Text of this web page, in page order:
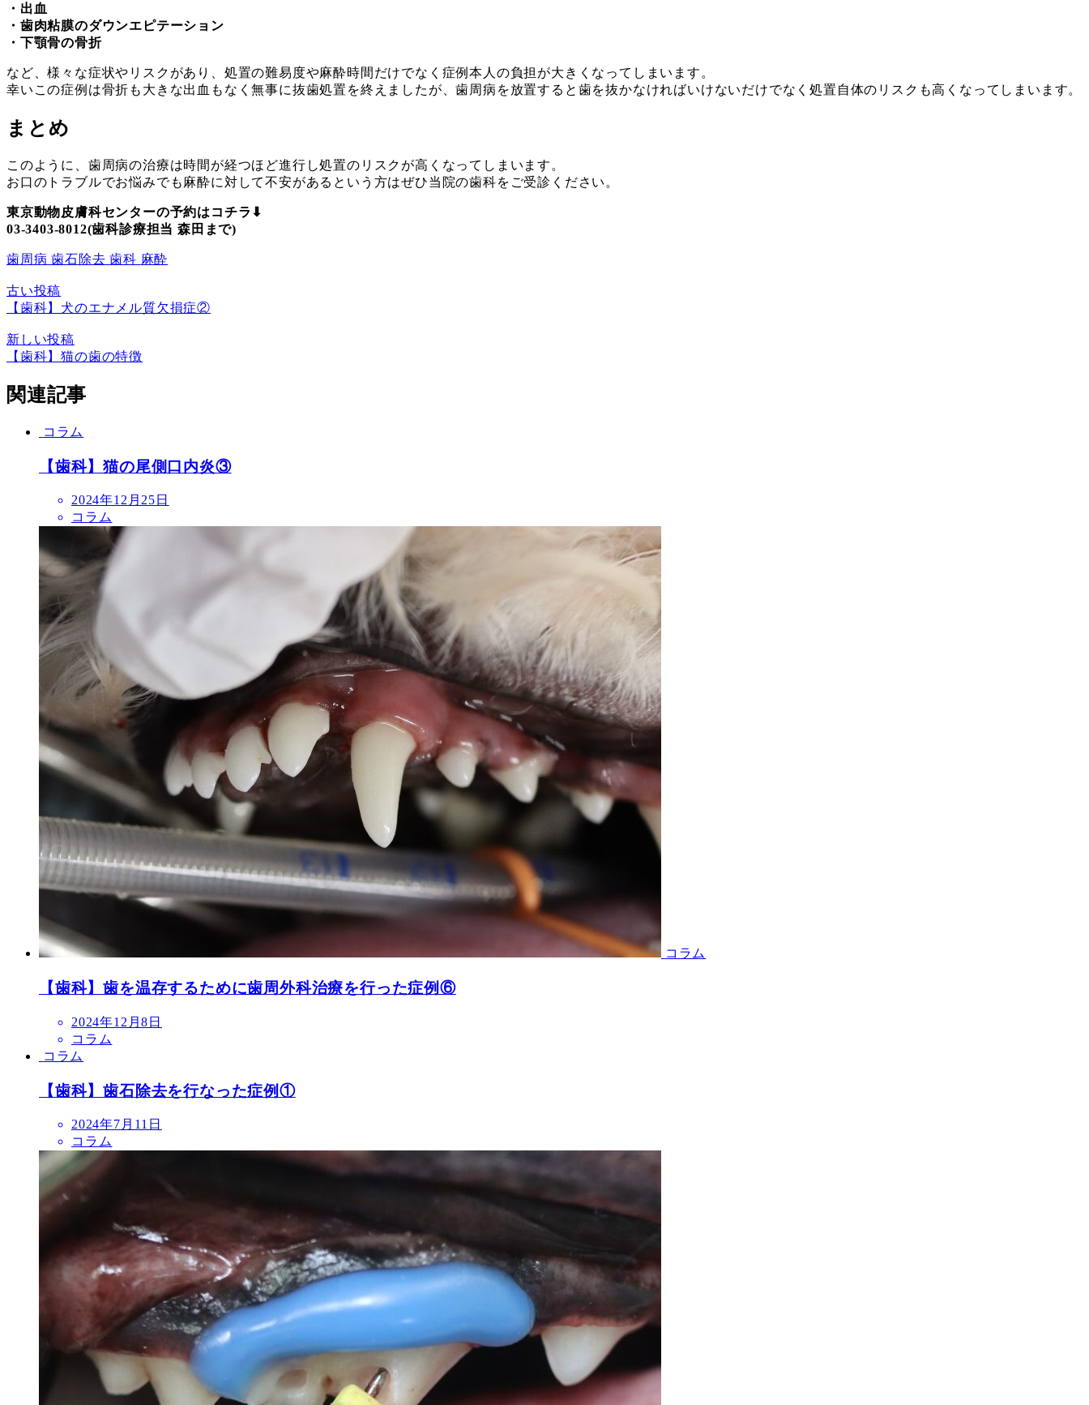
・出血
・歯肉粘膜のダウンエピテーション
・下顎骨の骨折
など、様々な症状やリスクがあり、処置の難易度や麻酔時間だけでなく症例本人の負担が大きくなってしまいます。
幸いこの症例は骨折も大きな出血もなく無事に抜歯処置を終えましたが、歯周病を放置すると歯を抜かなければいけないだけでなく処置自体のリスクも高くなってしまいます。
まとめ
このように、歯周病の治療は時間が経つほど進行し処置のリスクが高くなってしまいます。
お口のトラブルでお悩みでも麻酔に対して不安があるという方はぜひ当院の歯科をご受診ください。
東京動物皮膚科センターの予約はコチラ⬇︎
03-3403-8012(歯科診療担当 森田まで)
歯周病歯石除去歯科 麻酔
古い投稿
【歯科】犬のエナメル質欠損症②
新しい投稿
【歯科】猫の歯の特徴
関連記事
コラム
【歯科】猫の尾側口内炎③
投
稿
2024年12月25日
コラム
コラム
【歯科】歯を温存するために歯周外科治療を行った症例⑥
投
稿
日
2024年12月8日
コラム
コラム
【歯科】歯石除去を行なった症例①
投
稿
日
2024年7月11日
コラム